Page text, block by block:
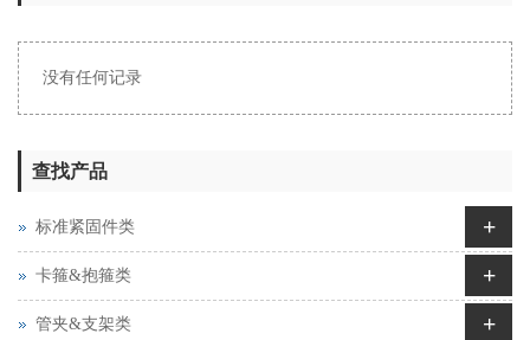
没有任何记录
查找产品
标准紧固件类 +
卡箍&抱箍类 +
管夹&支架类 +